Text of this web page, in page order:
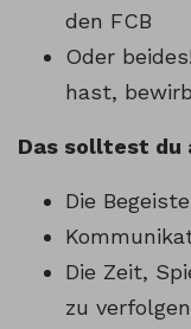
den FCB
Oder
hast,
Das solltest du
Die
Die Zeit,
zu